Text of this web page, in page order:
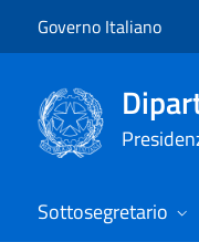
Governo Italiano
Sottosegretario